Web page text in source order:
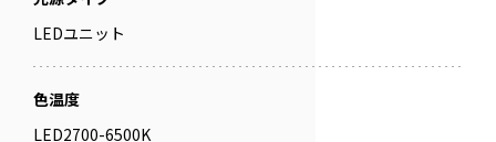
LEDユニット
色温度
LED2700-6500K